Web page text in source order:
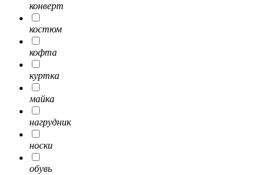
конверт
костюм
кофта
куртка
майка
нагрудник
носки
обувь